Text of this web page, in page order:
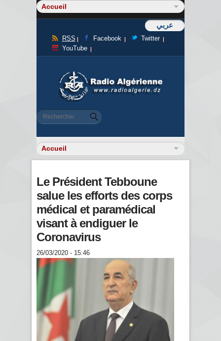
عربي
RSS Facebook
Twitter
YouTube
Formulaire de recherche
Rechercher
Le Président Tebboune
salue les efforts des corps
médical et paramédical
visant à endiguer le
Coronavirus
26/03/2020 - 15:46